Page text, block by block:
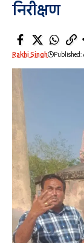
निरीक्षण
Rakhi Singh Published: